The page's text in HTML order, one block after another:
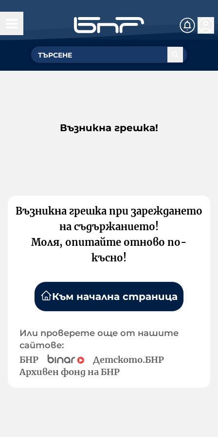
Възникна грешка!
Възникна грешка при зареждането
на съдържанието!
Моля, опитайте отново по-
късно!
Към начална страница
Или проверете още от нашите
сайтове:
БНР
Детското.БНР
Архивен фонд на БНР